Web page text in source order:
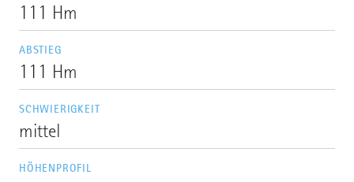
111 Hm
ABSTIEG
111 Hm
SCHWIERIGKEIT
mittel
HÖHENPROFIL